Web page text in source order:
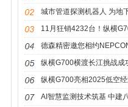
网联新能源汽车主题对接
港招商推介会盛大亮相
城市管道探测机器人 为地
驾护航
11月狂销4232台！纵横
至，首批车主提车见证热销
德森精密邀您相约
2025：共赴一站式电子智
纵横G700横渡长江挑战成
舟技术打破出行边界
纵横G700亮相2025低空
会，全领域开拓新边界
AI智慧监测技术筑基 中建